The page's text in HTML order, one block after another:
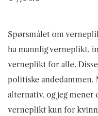
Spørsmålet om
ha mannlig verneplikt,
verneplikt for alle.
politiske andedammen.
alternativ, og jeg mener
verneplikt kun for